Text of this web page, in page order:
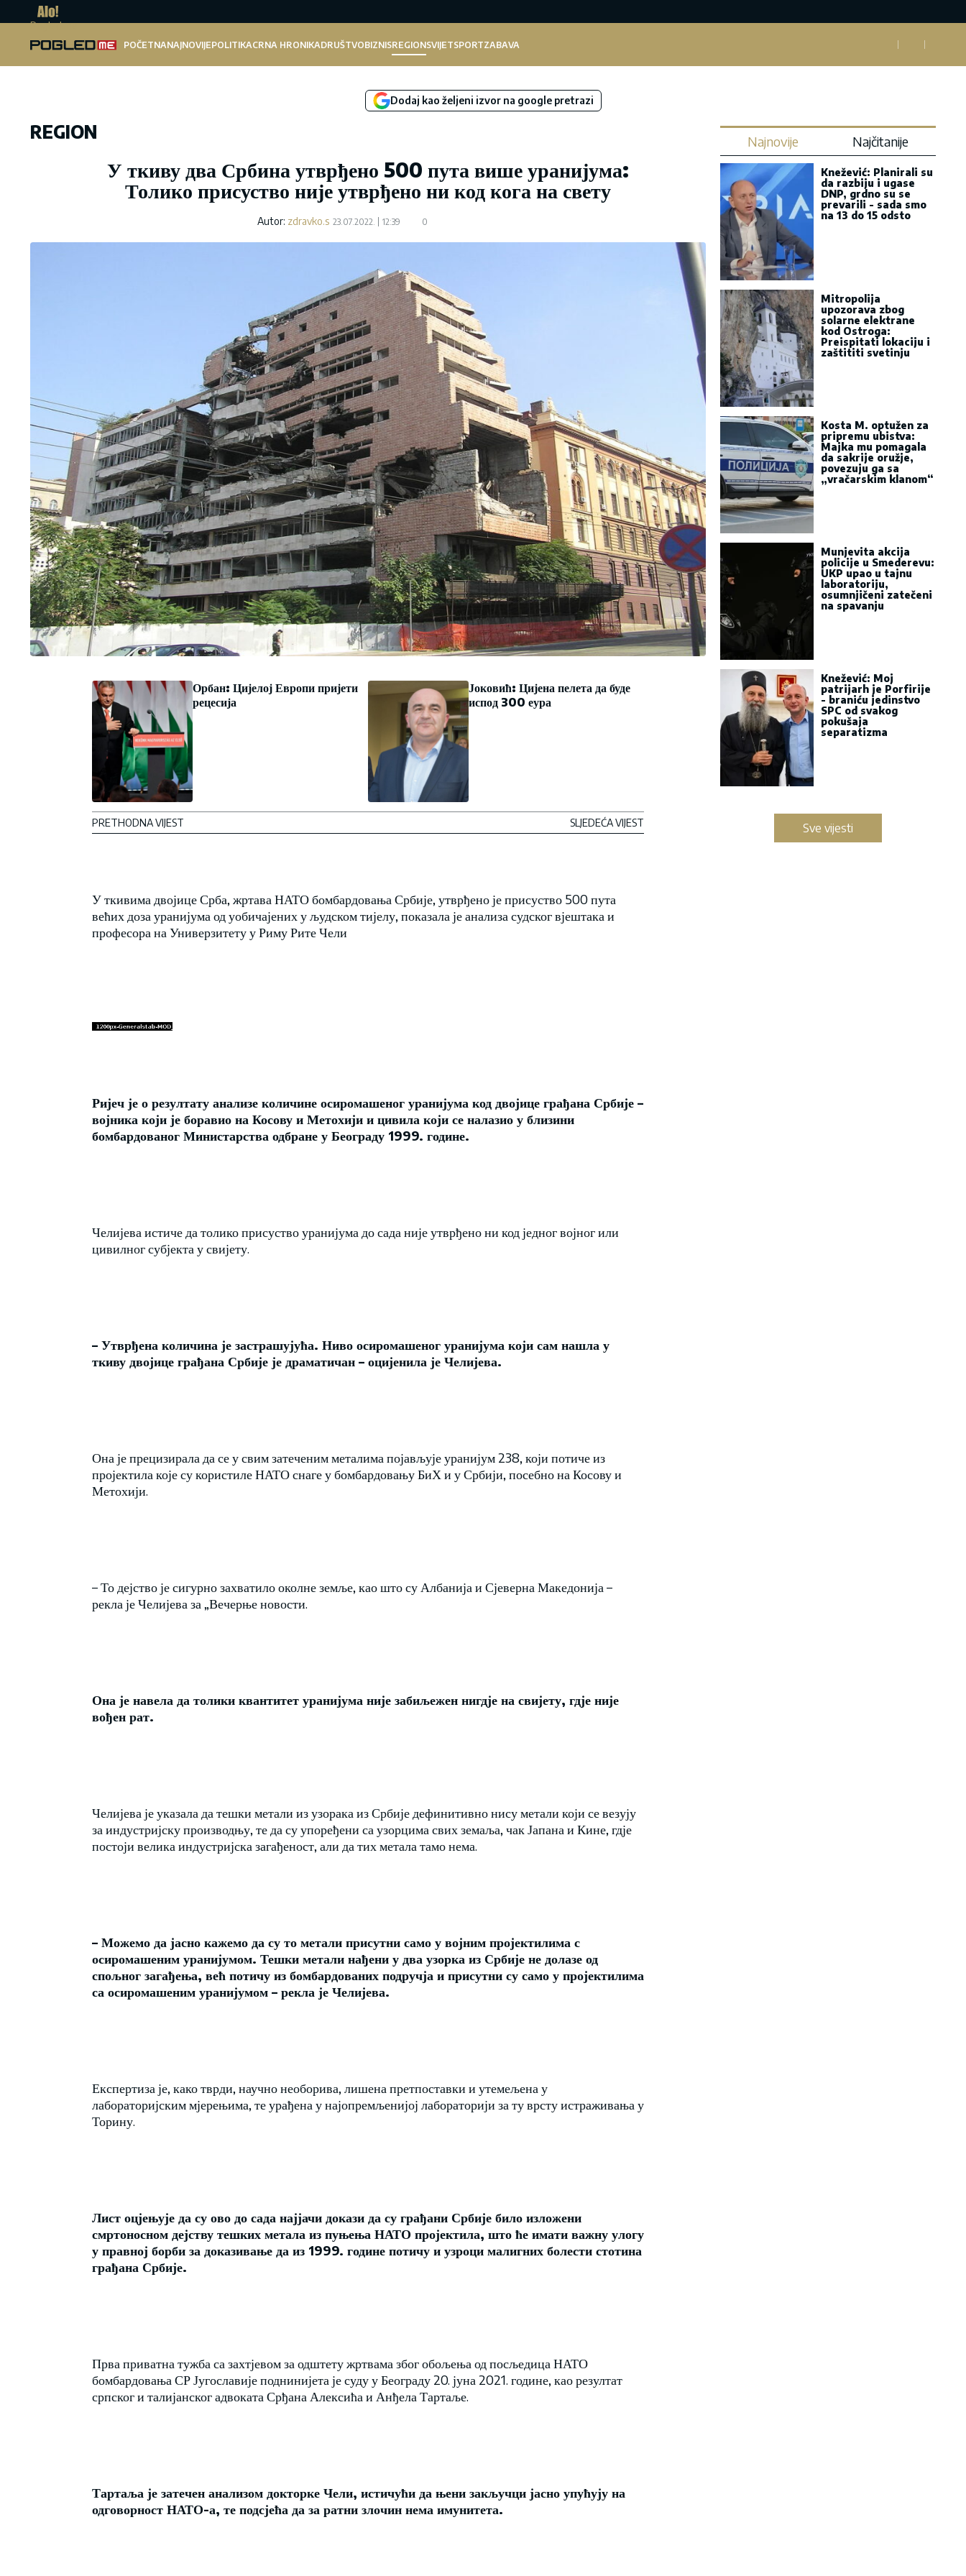
Pogled.me
POČETNANAJNOVIJEPOLITIKACRNA HRONIKADRUŠTVOBIZNISREGIONSVIJETSPORTZABAVA
Dodaj kao željeni izvor na google pretrazi
REGION
У ткиву два Србина утврђено 500 пута више уранијума:
Толико присуство није утврђено ни код кога на свету
Autor: zdravko.s 23.07.2022. 12:39 0
Орбан: Цијелој Европи пријети
рецесија
PRETHODNA VIJEST
Јоковић: Цијена пелета да буде
испод 300 еура
SLJEDEĆA VIJEST
У ткивима двојице Срба, жртава НАТО бомбардовања Србије, утврђено је присуство 500 пута
већих доза уранијума од уобичајених у људском тијелу, показала је анализа судског вјештака и
професора на Универзитету у Риму Рите Чели
Ријеч је о резултату анализе количине осиромашеног уранијума код двојице грађана Србије –
војника који је боравио на Косову и Метохији и цивила који се налазио у близини
бомбардованог Министарства одбране у Београду 1999. године.
Челијева истиче да толико присуство уранијума до сада није утврђено ни код једног војног или
цивилног субјекта у свијету.
– Утврђена количина је застрашујућа. Ниво осиромашеног уранијума који сам нашла у
ткиву двојице грађана Србије је драматичан – оцијенила је Челијева.
Она је прецизирала да се у свим затеченим металима појављује уранијум 238, који потиче из
пројектила које су користиле НАТО снаге у бомбардовању БиХ и у Србији, посебно на Косову и
Метохији.
– То дејство је сигурно захватило околне земље, као што су Албанија и Сјеверна Македонија –
рекла је Челијева за „Вечерње новости.
Она је навела да толики квантитет уранијума није забиљежен нигдје на свијету, гдје није
вођен рат.
Челијева је указала да тешки метали из узорака из Србије дефинитивно нису метали који се везују
за индустријску производњу, те да су упоређени са узорцима свих земаља, чак Јапана и Кине, гдје
постоји велика индустријска загађеност, али да тих метала тамо нема.
– Можемо да јасно кажемо да су то метали присутни само у војним пројектилима с
осиромашеним уранијумом. Тешки метали нађени у два узорка из Србије не долазе од
спољног загађења, већ потичу из бомбардованих подручја и присутни су само у пројектилима
са осиромашеним уранијумом – рекла је Челијева.
Експертиза је, како тврди, научно необорива, лишена претпоставки и утемељена у
лабораторијским мјерењима, те урађена у најопремљенијој лабораторији за ту врсту истраживања у
Торину.
Лист оцјењује да су ово до сада најјачи докази да су грађани Србије било изложени
смртоносном дејству тешких метала из пуњења НАТО пројектила, што ће имати важну улогу
у правној борби за доказивање да из 1999. године потичу и узроци малигних болести стотина
грађана Србије.
Прва приватна тужба са захтјевом за одштету жртвама због обољења од посљедица НАТО
бомбардовања СР Југославије поднинијета је суду у Београду 20. јуна 2021. године, као резултат
српског и талијанског адвоката Срђана Алексића и Анђела Тартаље.
Тартаља је затечен анализом докторке Чели, истичући да њени закључци јасно упућују на
одговорност НАТО-а, те подсјећа да за ратни злочин нема имунитета.
Najnovije Najčitanije
Knežević: Planirali su
da razbiju i ugase
DNP, grdno su se
prevarili - sada smo
na 13 do 15 odsto
Mitropolija
upozorava zbog
solarne elektrane
kod Ostroga:
Preispitati lokaciju i
zaštititi svetinju
Kosta M. optužen za
pripremu ubistva:
Majka mu pomagala
da sakrije oružje,
povezuju ga sa
„vračarskim klanom“
Munjevita akcija
policije u Smederevu:
UKP upao u tajnu
laboratoriju,
osumnjičeni zatečeni
na spavanju
Knežević: Moj
patrijarh je Porfirije
- braniću jedinstvo
SPC od svakog
pokušaja
separatizma
Sve vijesti